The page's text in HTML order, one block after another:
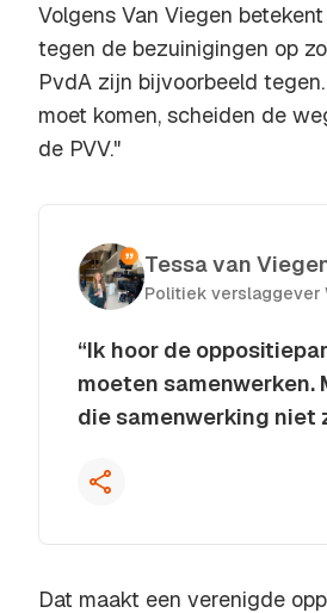
Volgens Van Viegen
tegen de bezuinigingen op
PvdA zijn bijvoorbeeld
moet komen, scheiden de
de PVV."
Tessa van
Politiek verslaggever
“Ik hoor de
moeten samenwerken.
die samenwerking niet
Kopieer quote
Dat maakt een verenigde